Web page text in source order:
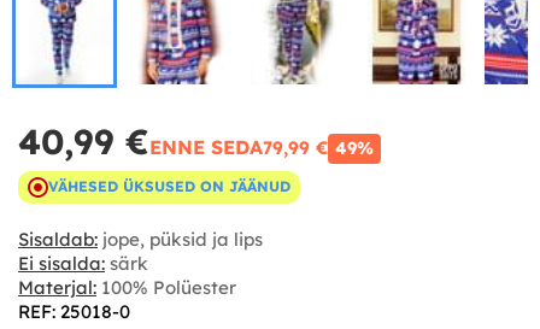
40,99 €ENNE SEDA79,99 € 49%
VÄHESED ÜKSUSED ON JÄÄNUD
Sisaldab: jope, püksid ja lips
Ei sisalda: särk
Materjal: 100% Polüester
REF: 25018-0